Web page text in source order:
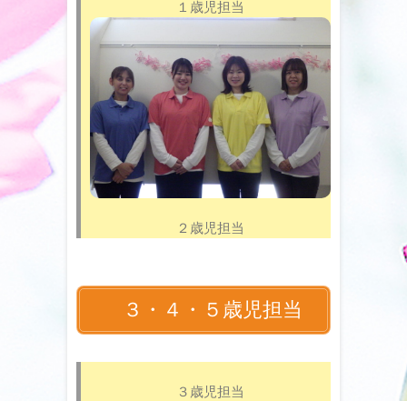
１歳児担当
２歳児担当
３・４・５歳児担当
３歳児担当